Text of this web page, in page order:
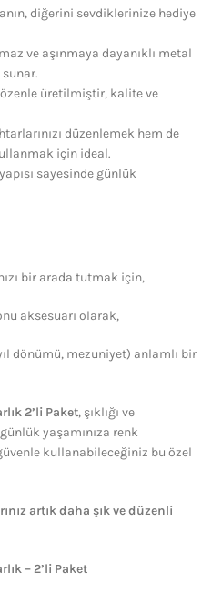
diğerini sevdiklerinize hediye
ve aşınmaya dayanıklı metal
üretilmiştir, kalite ve
düzenlemek hem de
için ideal.
sayesinde günlük
bir arada tutmak için,
aksesuarı olarak,
dönümü, mezuniyet) anlamlı bir
2’li Paket, şıklığı ve
yaşamınıza renk
kullanabileceğiniz bu özel
artık daha şık ve düzenli
– 2’li Paket